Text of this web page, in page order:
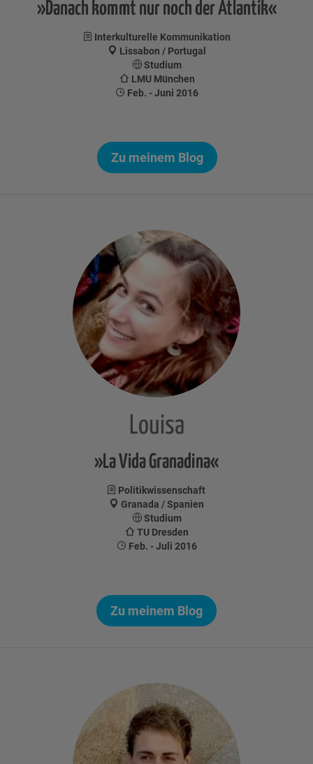
»Danach kommt nur noch der Atlantik«
Interkulturelle Kommunikation
Lissabon / Portugal
Studium
LMU München
Feb. - Juni 2016
Zu meinem Blog
Louisa
»La Vida Granadina«
Politikwissenschaft
Granada / Spanien
Studium
TU Dresden
Feb. - Juli 2016
Zu meinem Blog